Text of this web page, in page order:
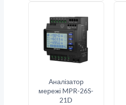
Аналізатор
мережі MPR-26S-
21D